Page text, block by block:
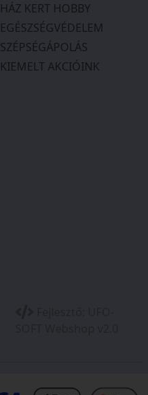
HÁZ KERT HOBBY
EGÉSZSÉGVÉDELEM
SZÉPSÉGÁPOLÁS
KIEMELT AKCIÓINK